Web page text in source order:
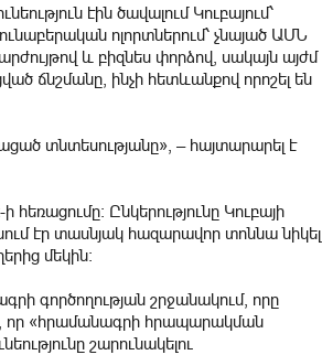
էին ծավալում Կուբայում՝
ոլորտներում՝ չնայած ԱՄՆ
և բիզնես փորձով, սակայն այժմ
ճնշմանը, ինչի հետևանքով որոշել են
տնտեսությանը», – հայտարարել է
Ընկերությունը Կուբայի
էր տասնյակ հազարավոր տոննա նիկել
մեկին։
գործողության շրջանակում, որը
որ «հրամանագրի հրապարակման
շարունակելու